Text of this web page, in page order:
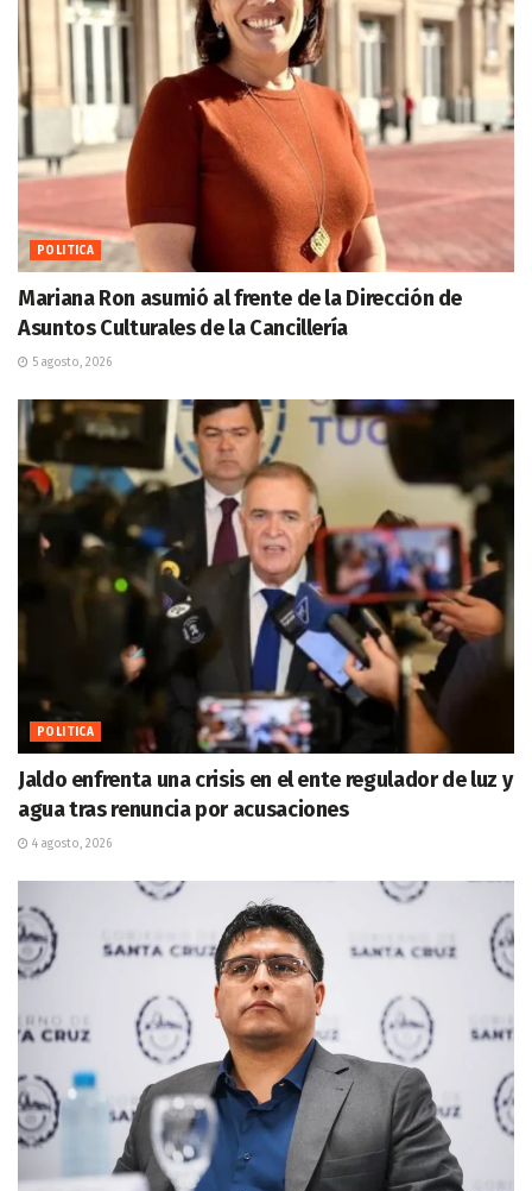
POLITICA
Mariana Ron asumió al frente de la Dirección de
Asuntos Culturales de la Cancillería
5 agosto, 2026
POLITICA
Jaldo enfrenta una crisis en el ente regulador de luz y
agua tras renuncia por acusaciones
4 agosto, 2026